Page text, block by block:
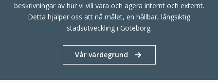
beskrivningar av hur vi vill vara och agera internt och externt.
Detta hjälper oss att nå målet, en hållbar, långsiktig
stadsutveckling i Göteborg.
Vår värdegrund